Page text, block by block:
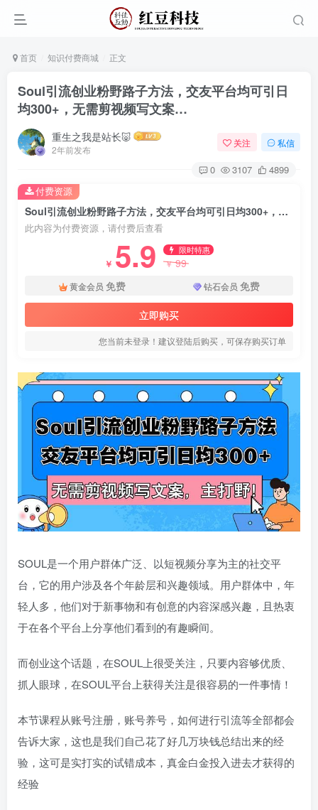
首页 知识付费商城 正文
Soul引流创业粉野路子方法，交友平台均可引日
均300+，无需剪视频写文案…
重生之我是站长🐷
2年前发布
关注 私信
0 3107 4899
Soul引流创业粉野路子方法，交友平台均可引日均300+，无需剪视频写文案…
此内容为付费资源，请付费后查看
￥ 5.9 限时特惠
￥99
黄金会员 免费 钻石会员 免费
立即购买
您当前未登录！建议登陆后购买，可保存购买订单
付费资源
SOUL是一个用户群体广泛、以短视频分享为主的社交平
台，它的用户涉及各个年龄层和兴趣领域。用户群体中，年
轻人多，他们对于新事物和有创意的内容深感兴趣，且热衷
于在各个平台上分享他们看到的有趣瞬间。
而创业这个话题，在SOUL上很受关注，只要内容够优质、
抓人眼球，在SOUL平台上获得关注是很容易的一件事情！
本节课程从账号注册，账号养号，如何进行引流等全部都会
告诉大家，这也是我们自己花了好几万块钱总结出来的经
验，这可是实打实的试错成本，真金白金投入进去才获得的
经验